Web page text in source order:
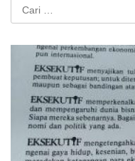
Cari
untuk: